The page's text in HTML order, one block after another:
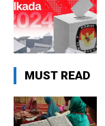
MUST READ